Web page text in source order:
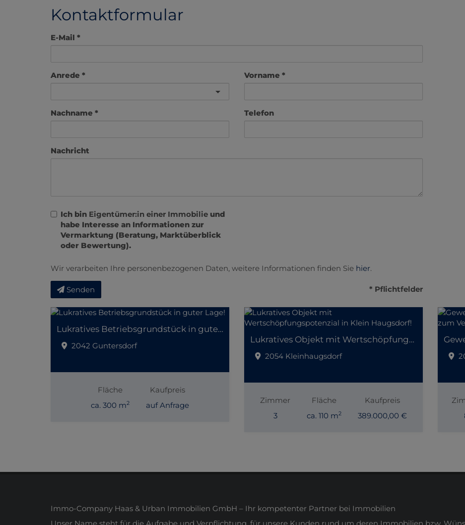
E-Mail
habe Interesse an Informationen zur
Vermarktung (Beratung, Marktüberblick
oder Bewertung).
Wir verarbeiten Ihre personenbezogenen Daten, weitere Informationen finden Sie
Senden
Unter dem Motto „Wir geben Menschen ein neues Zuhause!“ sind wir in ganz Österreich für unsere Kunden tätig.